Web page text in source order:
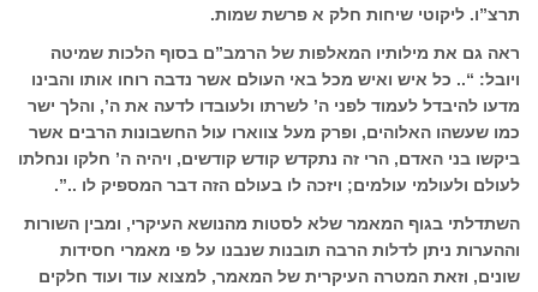
תרצ”ו. ליקוטי שיחות חלק א פרשת שמות.
ראה גם את מילותיו המאלפות של הרמב”ם בסוף הלכות שמיטה
ויובל: “.. כל איש ואיש מכל באי העולם אשר נדבה רוחו אותו והבינו
מדעו להיבדל לעמוד לפני ה’ לשרתו ולעובדו לדעה את ה’, והלך ישר
כמו שעשהו האלוהים, ופרק מעל צווארו עול החשבונות הרבים אשר
ביקשו בני האדם, הרי זה נתקדש קודש קודשים, ויהיה ה’ חלקו ונחלתו
לעולם ולעולמי עולמים; ויזכה לו בעולם הזה דבר המספיק לו ..”.
השתדלתי בגוף המאמר שלא לסטות מהנושא העיקרי, ומבין השורות
וההערות ניתן לדלות הרבה תובנות שנבנו על פי מאמרי חסידות
שונים, וזאת המטרה העיקרית של המאמר, למצוא עוד ועוד חלקים